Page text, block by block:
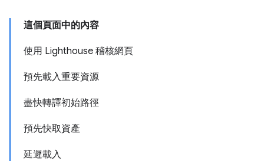
這個頁面中的內容
使用 Lighthouse 稽核網頁
預先載入重要資源
盡快轉譯初始路徑
預先快取資產
延遲載入